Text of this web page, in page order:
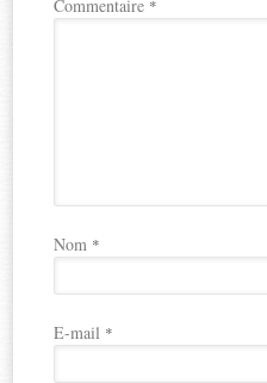
Commentaire *
Nom *
E-mail *